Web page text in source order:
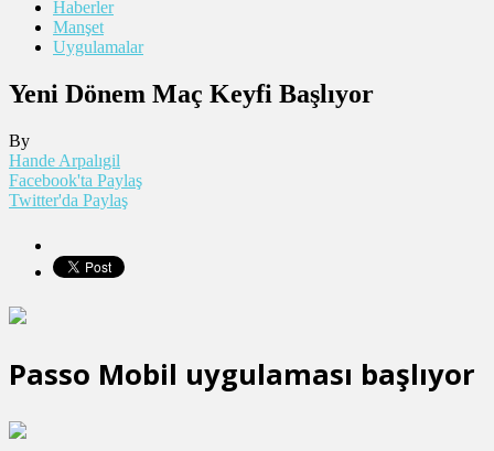
Haberler
Manşet
Uygulamalar
Yeni Dönem Maç Keyfi Başlıyor
By
Hande Arpalıgil
Facebook'ta Paylaş
Twitter'da Paylaş
Passo Mobil uygulaması başlıyor